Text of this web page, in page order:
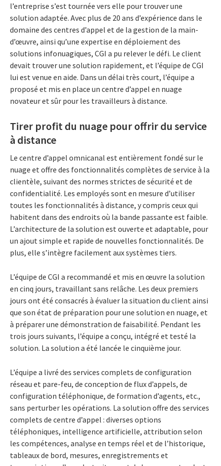
l’entreprise s’est tournée vers elle pour trouver une
solution adaptée. Avec plus de 20 ans d’expérience dans le
domaine des centres d’appel et de la gestion de la main-
d’œuvre, ainsi qu’une expertise en déploiement des
solutions infonuagiques, CGI a pu relever le défi. Le client
devait trouver une solution rapidement, et l’équipe de CGI
lui est venue en aide. Dans un délai très court, l’équipe a
proposé et mis en place un centre d’appel en nuage
novateur et sûr pour les travailleurs à distance.
Tirer profit du nuage pour offrir du service
à distance
Le centre d’appel omnicanal est entièrement fondé sur le
nuage et offre des fonctionnalités complètes de service à la
clientèle, suivant des normes strictes de sécurité et de
confidentialité. Les employés sont en mesure d’utiliser
toutes les fonctionnalités à distance, y compris ceux qui
habitent dans des endroits où la bande passante est faible.
L’architecture de la solution est ouverte et adaptable, pour
un ajout simple et rapide de nouvelles fonctionnalités. De
plus, elle s’intègre facilement aux systèmes tiers.
L’équipe de CGI a recommandé et mis en œuvre la solution
en cinq jours, travaillant sans relâche. Les deux premiers
jours ont été consacrés à évaluer la situation du client ainsi
que son état de préparation pour une solution en nuage, et
à préparer une démonstration de faisabilité. Pendant les
trois jours suivants, l’équipe a conçu, intégré et testé la
solution. La solution a été lancée le cinquième jour.
L’équipe a livré des services complets de configuration
réseau et pare-feu, de conception de flux d’appels, de
configuration téléphonique, de formation d’agents, etc.,
sans perturber les opérations. La solution offre des services
complets de centre d’appel : diverses options
téléphoniques, intelligence artificielle, attribution selon
les compétences, analyse en temps réel et de l’historique,
tableaux de bord, mesures, enregistrements et